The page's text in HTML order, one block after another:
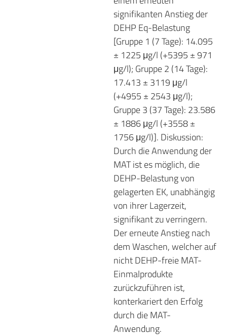
signifikanten Anstieg der
DEHP Eq-Belastung
[Gruppe 1 (7 Tage): 14.095
± 1225 μg/l (+5395 ± 971
μg/l); Gruppe 2 (14 Tage):
17.413 ± 3119 μg/l
(+4955 ± 2543 μg/l);
Gruppe 3 (37 Tage): 23.586
± 1886 μg/l (+3558 ±
1756 μg/l)]. Diskussion:
Durch die Anwendung der
MAT ist es möglich, die
DEHP-Belastung von
gelagerten EK, unabhängig
von ihrer Lagerzeit,
signifikant zu verringern.
Der erneute Anstieg nach
dem Waschen, welcher auf
nicht DEHP-freie MAT-
Einmalprodukte
zurückzuführen ist,
konterkariert den Erfolg
durch die MAT-
Anwendung.